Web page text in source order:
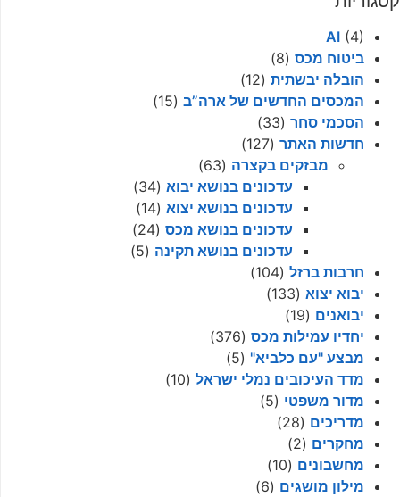
AI (4)
ביטוח מכס (8)
הובלה יבשתית (12)
המכסים החדשים של ארה”ב (15)
הסכמי סחר (33)
חדשות האתר (127)
מבזקים בקצרה (63)
עדכונים בנושא יבוא (34)
עדכונים בנושא יצוא (14)
עדכונים בנושא מכס (24)
עדכונים בנושא תקינה (5)
חרבות ברזל (104)
יבוא יצוא (133)
יבואנים (19)
יחדיו עמילות מכס (376)
מבצע "עם כלביא" (5)
מדד העיכובים נמלי ישראל (10)
מדור משפטי (5)
מדריכים (28)
מחקרים (2)
מחשבונים (10)
מילון מושגים (6)